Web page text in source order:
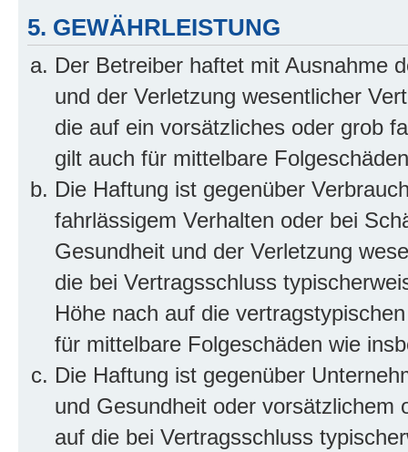
5. GEWÄHRLEISTUNG
Der Betreiber haftet mit Ausnahme
und der Verletzung wesentlicher
die auf ein vorsätzliches oder grob
gilt auch für mittelbare
Die Haftung ist gegenüber
fahrlässigem Verhalten oder bei
Gesundheit und der Verletzung
die bei Vertragsschluss
Höhe nach auf die
für mittelbare Folgeschäden wie
Die Haftung ist gegenüber
und Gesundheit oder vorsätzlichem
auf die bei Vertragsschluss